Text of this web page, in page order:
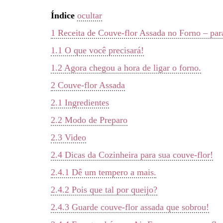
Índice ocultar
1 Receita de Couve-flor Assada no Forno –
1.1 O que você precisará!
1.2 Agora chegou a hora de ligar o forno.
2 Couve-flor Assada
2.1 Ingredientes
2.2 Modo de Preparo
2.3 Video
2.4 Dicas da Cozinheira para sua couve-flor!
2.4.1 Dê um tempero a mais.
2.4.2 Pois que tal por queijo?
2.4.3 Guarde couve-flor assada que sobrou!